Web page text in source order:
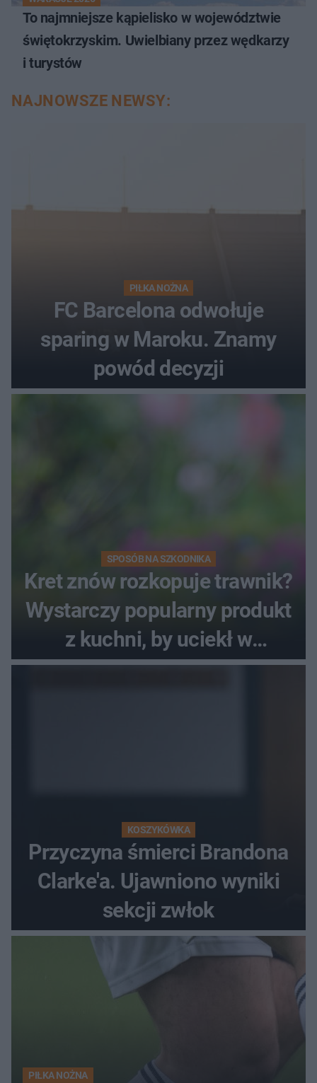
To najmniejsze kąpielisko w województwie
świętokrzyskim. Uwielbiany przez wędkarzy
i turystów
NAJNOWSZE NEWSY:
PIŁKA NOŻNA
FC Barcelona odwołuje
sparing w Maroku. Znamy
powód decyzji
SPOSÓB NA SZKODNIKA
Kret znów rozkopuje trawnik?
Wystarczy popularny produkt
z kuchni, by uciekł w
popłochu
KOSZYKÓWKA
Przyczyna śmierci Brandona
Clarke'a. Ujawniono wyniki
sekcji zwłok
PIŁKA NOŻNA